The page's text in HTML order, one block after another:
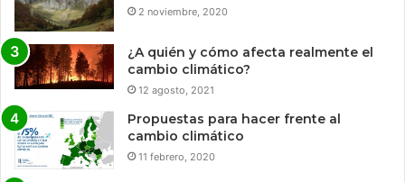
2 noviembre, 2020
¿A quién y cómo afecta realmente el
cambio climático?
12 agosto, 2021
Propuestas para hacer frente al
cambio climático
11 febrero, 2020